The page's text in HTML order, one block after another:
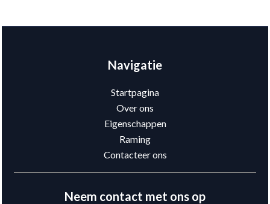
Navigatie
Startpagina
Over ons
Eigenschappen
Raming
Contacteer ons
Neem contact met ons op